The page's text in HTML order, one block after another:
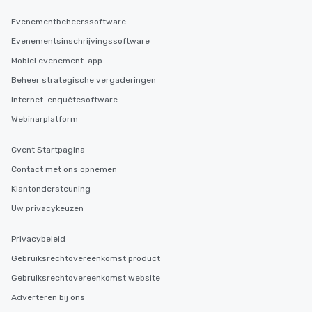
Evenementbeheerssoftware
Evenementsinschrijvingssoftware
Mobiel evenement-app
Beheer strategische vergaderingen
Internet-enquêtesoftware
Webinarplatform
Cvent Startpagina
Contact met ons opnemen
Klantondersteuning
Uw privacykeuzen
Privacybeleid
Gebruiksrechtovereenkomst product
Gebruiksrechtovereenkomst website
Adverteren bij ons